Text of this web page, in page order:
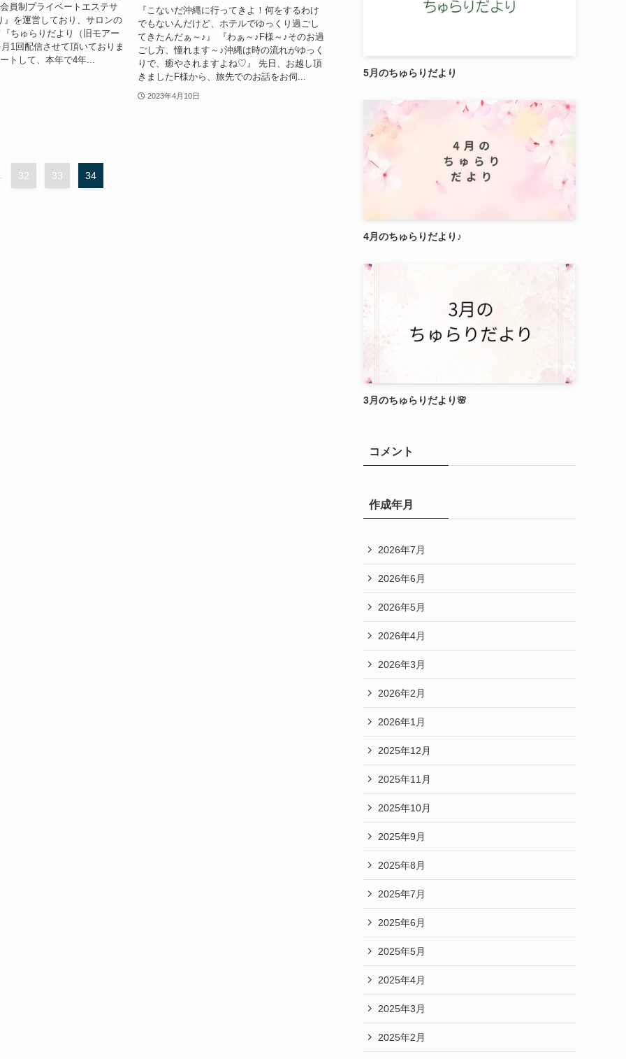
員制プライベートエステサ
』を運営しており、サロンの
ちゅらりだより（旧モアー
1回配信させて頂いておりま
トして、本年で4年...
『こないだ沖縄に行ってきよ！何をするわけ
でもないんだけど、ホテルでゆっくり過ごし
てきたんだぁ～♪』 『わぁ～♪F様～♪そのお過
ごし方、憧れます～♪沖縄は時の流れがゆっく
りで、癒やされますよね♡』 先日、お越し頂
きましたF様から、旅先でのお話をお伺...
2023年4月10日
32 33 34
5月のちゅらりだより
4月のちゅらりだより♪
3月のちゅらりだより🌸
コメント
作成年月
2026年7月
2026年6月
2026年5月
2026年4月
2026年3月
2026年2月
2026年1月
2025年12月
2025年11月
2025年10月
2025年9月
2025年8月
2025年7月
2025年6月
2025年5月
2025年4月
2025年3月
2025年2月